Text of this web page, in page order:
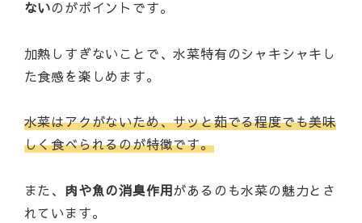
ないのがポイントです。
加熱しすぎないことで、水菜特有のシャキシャキし
た食感を楽しめます。
水菜はアクがないため、サッと茹でる程度でも美味
しく食べられるのが特徴です。
また、 肉や魚の消臭作用があるのも水菜の魅力とさ
れています。